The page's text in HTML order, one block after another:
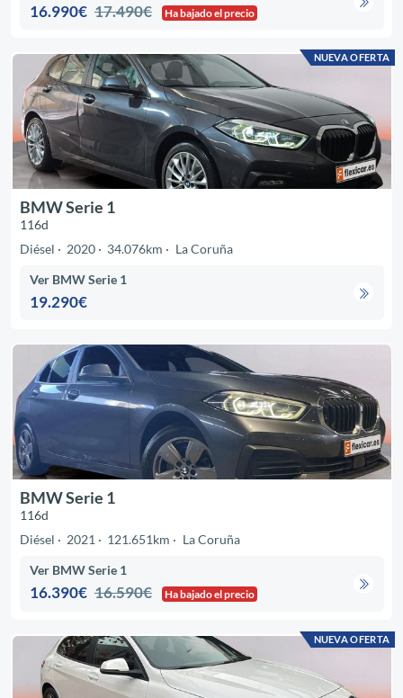
16.990€ 17.490€ Ha bajado el precio
NUEVA OFERTA
BMW Serie 1
116d
Diésel
2020 34.076km La Coruña
Ver BMW Serie 1
19.290€
BMW Serie 1
116d
Diésel
2021 121.651km La Coruña
Ver BMW Serie 1
16.390€ 16.590€ Ha bajado el precio
NUEVA OFERTA